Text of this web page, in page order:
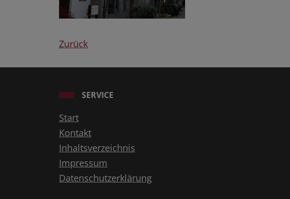
Zurück
SERVICE
Start
Kontakt
Inhaltsverzeichnis
Impressum
Datenschutzerklärung